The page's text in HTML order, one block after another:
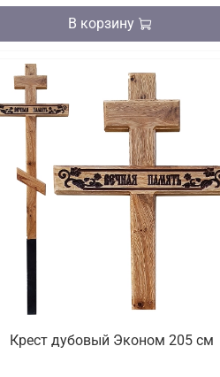
В корзину
Крест дубовый Эконом 205 см